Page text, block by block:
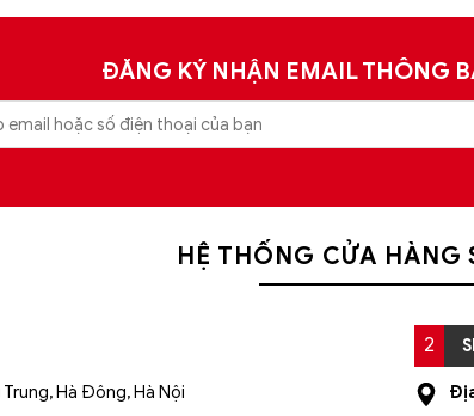
ĐĂNG KÝ NHẬN EMAIL THÔNG
HỆ THỐNG CỬA HÀNG
Hà Đông, Hà Nội
2